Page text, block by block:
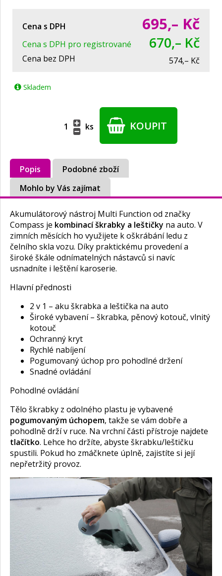
Cena s DPH 695,– Kč
Cena s DPH pro registrované 670,– Kč
Cena bez DPH 574,– Kč
Skladem
ks KOUPIT
Popis
Podobné zboží
Mohlo by Vás zajímat
Akumulátorový nástroj Multi Function od značky
Compass je kombinací škrabky a leštičky na auto. V
zimních měsících ho využijete k oškrábání ledu z
čelního skla vozu. Díky praktickému provedení a
široké škále odnímatelných nástavců si navíc
usnadníte i leštění karoserie.
Hlavní přednosti
2 v 1 – aku škrabka a leštička na auto
Široké vybavení – škrabka, pěnový kotouč, vlnitý
kotouč
Ochranný kryt
Rychlé nabíjení
Pogumovaný úchop pro pohodlné držení
Snadné ovládání
Pohodlné ovládání
Tělo škrabky z odolného plastu je vybavené
pogumovaným úchopem, takže se vám dobře a
pohodlně drží v ruce. Na vrchní části přístroje najdete
tlačítko. Lehce ho držíte, abyste škrabku/leštičku
spustili. Pokud ho zmáčknete úplně, zajistíte si její
nepřetržitý provoz.